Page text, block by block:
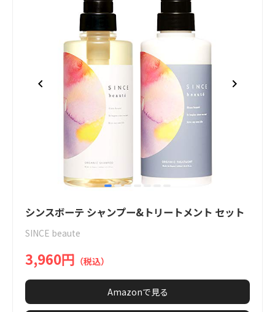
itemitem
1
7
シンスボーテ シャンプー&トリートメント セット
SINCE beaute
3,960円 （税込）
Amazonで見る